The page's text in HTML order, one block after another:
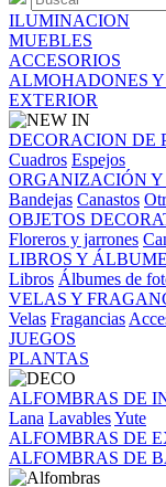
ILUMINACION
MUEBLES
ACCESORIOS
ALMOHADONES
EXTERIOR
DECORACION DE
Cuadros Espejos
ORGANIZACIÓN
Bandejas Canastos
OBJETOS
Floreros y jarrones
LIBROS Y
Libros Álbumes de
VELAS Y
Velas Fragancias
JUEGOS
PLANTAS
ALFOMBRAS DE
Lana LavablesYute
ALFOMBRAS DE
ALFOMBRAS DE